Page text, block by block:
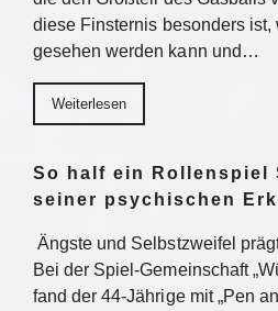
diese Finsternis besonders ist,
gesehen werden kann und…
Weiterlesen
So half ein Rollenspiel
seiner psychischen
Ängste und Selbstzweifel
Bei der Spiel-Gemeinschaft
fand der 44-Jährige mit „Pen